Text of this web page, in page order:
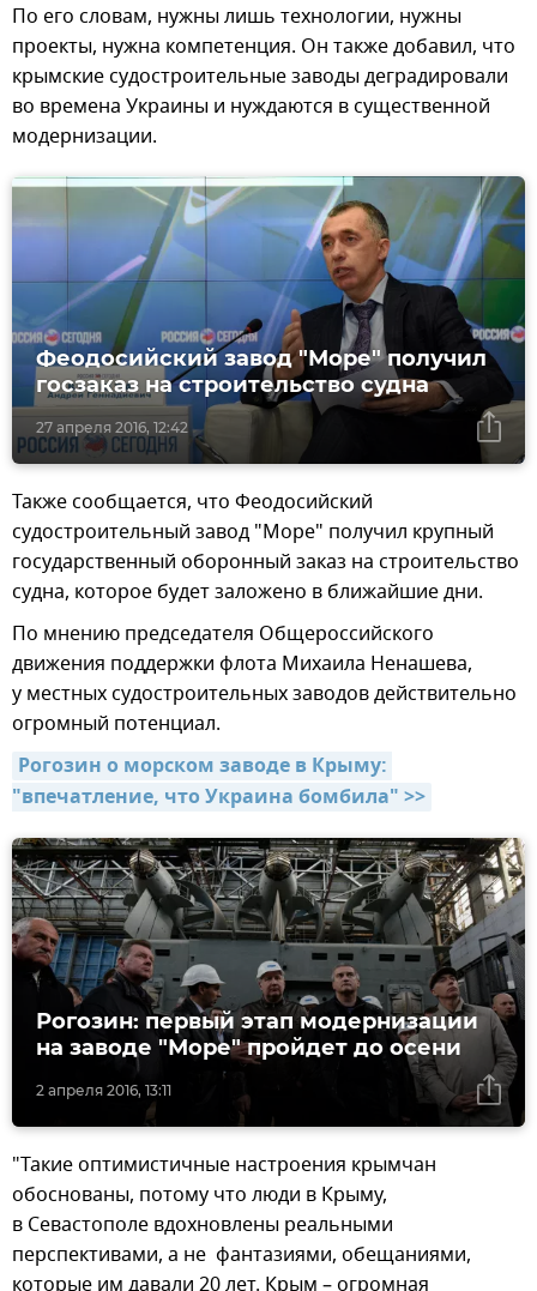
По его словам, нужны лишь технологии, нужны
проекты, нужна компетенция. Он также добавил, что
крымские судостроительные заводы деградировали
во времена Украины и нуждаются в существенной
модернизации.
27 апреля 2016, 12:42
Феодосийский завод "Море" получил
госзаказ на строительство судна
Также сообщается, что Феодосийский
судостроительный завод "Море" получил крупный
государственный оборонный заказ на строительство
судна, которое будет заложено в ближайшие дни.
По мнению председателя Общероссийского
движения поддержки флота Михаила Ненашева,
у местных судостроительных заводов действительно
огромный потенциал.
Рогозин о морском заводе в Крыму:
"впечатление, что Украина бомбила" >>
2 апреля 2016, 13:11
Рогозин: первый этап модернизации
на заводе "Море" пройдет до осени
"Такие оптимистичные настроения крымчан
обоснованы, потому что люди в Крыму,
в Севастополе вдохновлены реальными
перспективами, а не фантазиями, обещаниями,
которые им давали 20 лет. Крым – огромная